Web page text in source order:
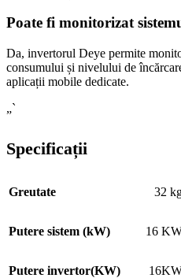
Poate fi monitorizat
Da, invertorul Deye permite
consumului și nivelului de
aplicații mobile dedicate.
„`
Specificații
Greutate 32
Putere sistem (kW) 16
Putere invertor(KW)